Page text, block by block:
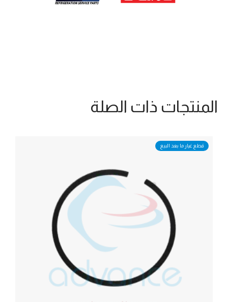
المنتجات ذات الصلة
قطع غيار ما بعد البيع